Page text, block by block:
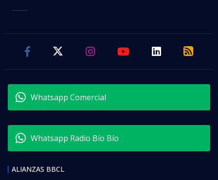
Whatsapp Comercial
Whatsapp Radio Bío Bío
ALIANZAS BBCL